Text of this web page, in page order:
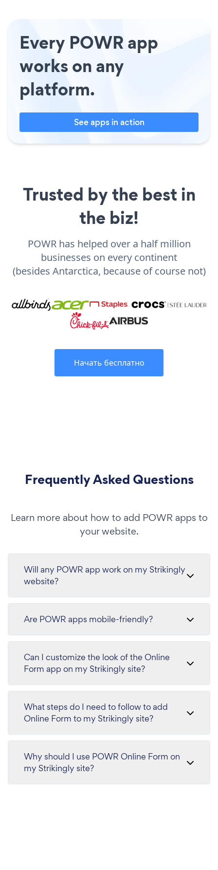
Every POWR app
works on any
platform.
See apps in action
Trusted by the best in
the biz!
POWR has helped over a half million
businesses on every continent
(besides Antarctica, because of course not)
Начать бесплатно
Frequently Asked Questions
Learn more about how to add POWR apps to
your website.
Will any POWR app work on my Strikingly
website?
Are POWR apps mobile-friendly?
Can I customize the look of the Online
Form app on my Strikingly site?
What steps do I need to follow to add
Online Form to my Strikingly site?
Why should I use POWR Online Form on
my Strikingly site?